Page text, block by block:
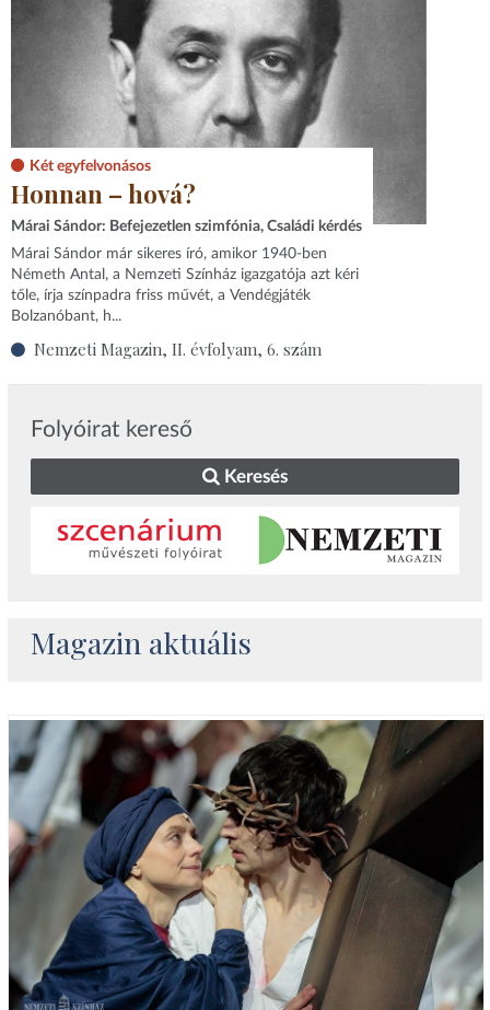
Két egyfelvonásos
Honnan – hová?
Márai Sándor: Befejezetlen szimfónia, Családi kérdés
Márai Sándor már sikeres író, amikor 1940-ben
Németh Antal, a Nemzeti Színház igazgatója azt kéri
tőle, írja színpadra friss művét, a Vendégjáték
Bolzanóbant, h...
Nemzeti Magazin, II. évfolyam, 6. szám
Folyóirat kereső
Keresés
Magazin aktuális